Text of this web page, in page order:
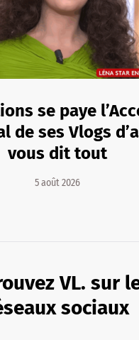
se paye
de ses Vlogs
vous dit tout
5 août 2026
VL. sur
sociaux